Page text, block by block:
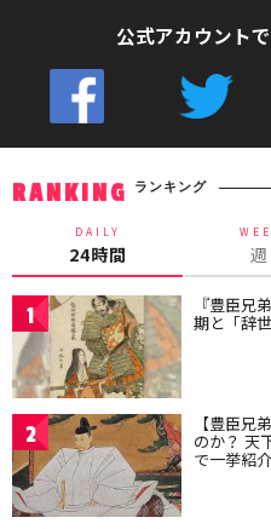
公式アカウント
RANKING ランキング
DAILY
24時間
1 『豊臣兄
期と「辞
2 【豊臣兄
のか？ 天
で一挙紹介